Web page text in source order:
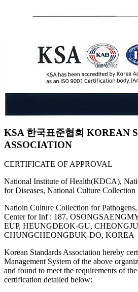
KSA 한국표준협회 KOREAN
ASSOCIATION
CERTIFICATE OF APPROVAL
National Institute of Health(KDCA),
for Diseases, National Culture Collection
Natioin Culture Collection for Pathogens,
Center for Inf : 187,
EUP, HEUNGDEOK-GU,
CHUNGCHEONGBUK-DO, KOREA
Korean Standards Association hereby
Management System of the above
and found to meet the requirements of
certification detailed below: